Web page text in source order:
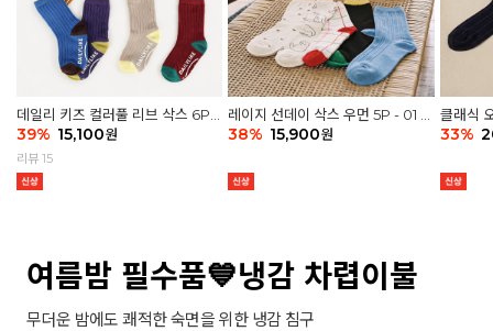
데일리 키즈 컬러풀 리브 삭스 6P -
03 세트
39% 15,100원
리뷰 15
레이지 선데이 삭스 우먼 5P - 01 G
athering
38% 15,900원
클래식
세트
33%
여름밤 필수품💙냉감 차렵이불
무더운 밤에도 쾌적한 숙면을 위한 냉감 침구